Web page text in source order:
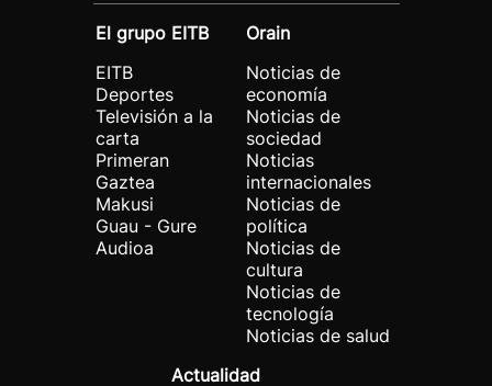
El grupo EITB
EITB
Deportes
Televisión a la
carta
Primeran
Gaztea
Makusi
Guau - Gure
Audioa
Orain
Noticias de
economía
Noticias de
sociedad
Noticias
internacionales
Noticias de
política
Noticias de
cultura
Noticias de
tecnología
Noticias de salud
Actualidad